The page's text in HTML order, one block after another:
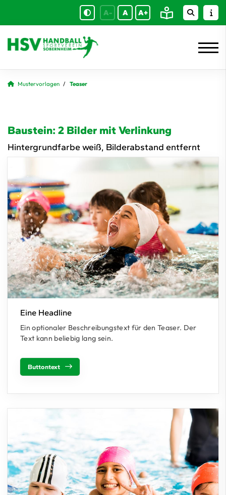
A- A A+
Mustervorlagen Teaser
Baustein: 2 Bilder mit Verlinkung
Hintergrundfarbe weiß, Bilderabstand entfernt
Eine Headline
Ein optionaler Beschreibungstext für den Teaser. Der
Text kann beliebig lang sein.
Buttontext